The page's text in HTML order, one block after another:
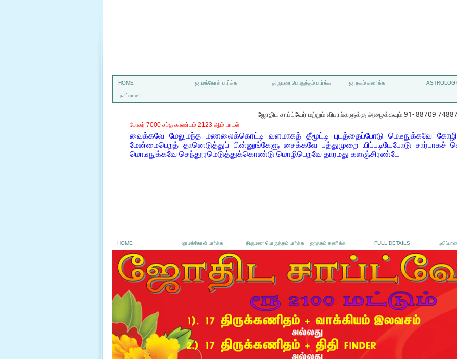
HOME ஜாமக்கோள் பார்க்க திருமண பொருத்தம் பார்க்க ஜாதகம் கணிக்க
புலிப்பாணி
ஜோதிட சாப்ட்வேர் மற்றும் விபரங்களுக்கு அழைக்கவும் 91- 88709
போகர் 7000 சப்த காண்டம் 2123 ஆம் பாடல்
வைக்கவே மேலுமந்த மணலைக்கொட்டி வளமாகத் தீமூட்டி புடத்தைப்போடு மெடீநுக்கவே
மேன்மைபெறத் தானெடுத்துப் பின்னுங்கேளு சைக்கவே பத்துமுறை யிப்படியேபோடு சார்பாகச்
மொடீநுக்கவே செந்தூரமெடுத்துக்கொண்டு மொழிபெறவே தாரமது களஞ்சிரண்டே
HOME ஜாமக்கோள் பார்க்க திருமண பொருத்தம் பார்க்க ஜாதகம் கணிக்க FULL DETAILS